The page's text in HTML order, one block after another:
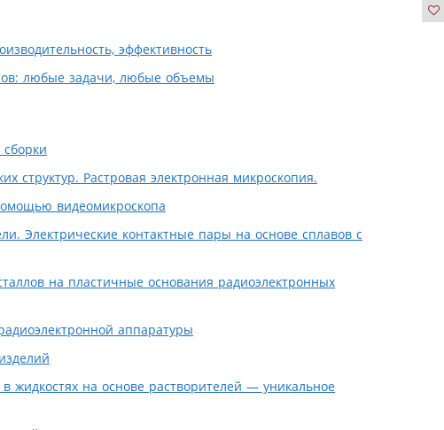
эффективность
любые задачи, любые объемы
структур. Растровая электронная микроскопия.
видеомикроскопа
Электрические контактные пары на основе сплавов с
на пластичные основания радиоэлектронных
аппаратуры
жидкостях на основе растворителей — уникальное